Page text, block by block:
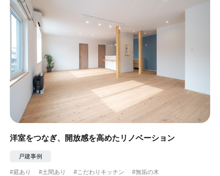
洋室をつなぎ、開放感を高めたリノベーション
戸建事例
#庭あり #土間あり #こだわりキッチン #無垢の木